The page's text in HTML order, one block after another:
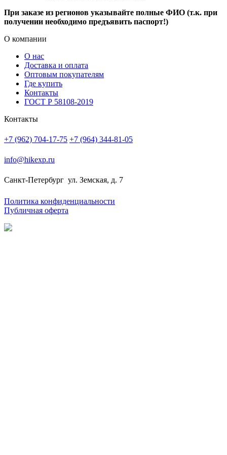
При заказе из регионов указывайте полные ФИО (т.к. при
получении необходимо предъявить паспорт!)
О компании
О нас
Доставка и оплата
Оптовым покупателям
Где купить
Контакты
ГОСТ Р 58108-2019
Контакты
+7 (962) 704-17-75 +7 (964) 344-81-05
info@hikexp.ru
Санкт-Петербург ул. Земская, д. 7
Политика конфиденциальности
Публичная оферта